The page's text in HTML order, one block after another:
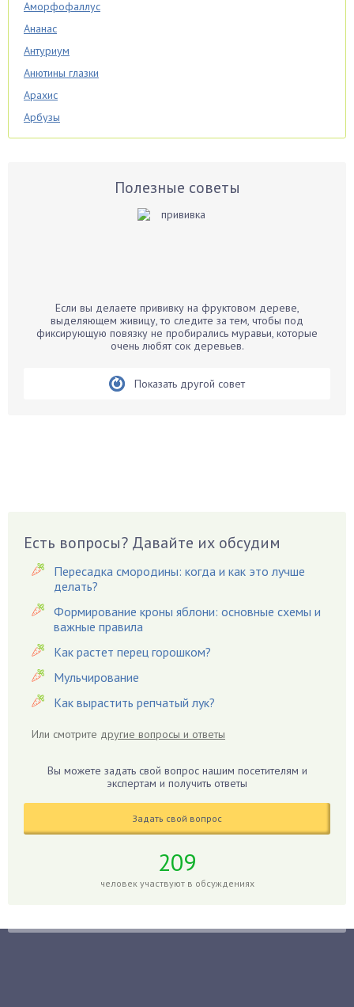
Аморфофаллус
Ананас
Антуриум
Анютины глазки
Арахис
Арбузы
Аспарагус
Бархатцы
Бегония
Вешенки
Виноград
Вредители
Гардения
Гацания
Гвоздики
Георгины
Гиацинт
Гладиолусы
Гранат
Полезные советы
Если вы делаете прививку на фруктовом дереве,
выделяющем живицу, то следите за тем, чтобы под
фиксирующую повязку не пробирались муравьи, которые
очень любят сок деревьев.
Показать другой совет
Есть вопросы? Давайте их обсудим
Пересадка смородины: когда и как это лучше
делать?
Формирование кроны яблони: основные схемы и
важные правила
Как растет перец горошком?
Мульчирование
Как вырастить репчатый лук?
Или смотрите другие вопросы и ответы
Вы можете задать свой вопрос нашим посетителям и
экспертам и получить ответы
Задать свой вопрос
209
человек участвуют в обсуждениях